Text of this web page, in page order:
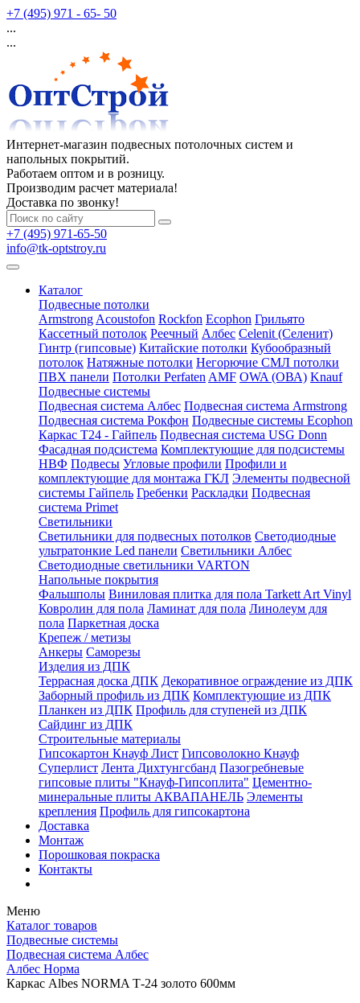
+7 (495) 971 - 65- 50
...
...
Интернет-магазин подвесных потолочных систем и
напольных покрытий.
Работаем оптом и в розницу.
Производим расчет материала!
Доставка по звонку!
+7 (495) 971-65-50
info@tk-optstroy.ru
Каталог
Подвесные потолки
Armstrong Acoustofon Rockfon Ecophon Грильято
Кассетный потолок Реечный Албес Celenit (Селенит)
Гинтр (гипсовые) Китайские потолки Кубообразный
потолок Натяжные потолки Негорючие СМЛ потолки
ПВХ панели Потолки Perfaten AMF OWA (ОВА) Knauf
Подвесные системы
Подвесная система Албес Подвесная система Armstrong
Подвесная система Рокфон Подвесные системы Ecophon
Каркас Т24 - Гайпель Подвесная система USG Donn
Фасадная подсистема Комплектующие для подсистемы
НВФ Подвесы Угловые профили Профили и
комплектующие для монтажа ГКЛ Элементы подвесной
системы Гайпель Гребенки Раскладки Подвесная
система Primet
Светильники
Светильники для подвесных потолков Светодиодные
ультратонкие Led панели Светильники Албес
Светодиодные светильники VARTON
Напольные покрытия
Фальшполы Виниловая плитка для пола Tarkett Art Vinyl
Ковролин для пола Ламинат для пола Линолеум для
пола Паркетная доска
Крепеж / метизы
Анкеры Саморезы
Изделия из ДПК
Террасная доска ДПК Декоративное ограждение из ДПК
Заборный профиль из ДПК Комплектующие из ДПК
Планкен из ДПК Профиль для ступеней из ДПК
Сайдинг из ДПК
Строительные материалы
Гипсокартон Кнауф Лист Гипсоволокно Кнауф
Суперлист Лента Дихтунгсбанд Пазогребневые
гипсовые плиты "Кнауф-Гипсоплита" Цементно-
минеральные плиты АКВАПАНЕЛЬ Элементы
крепления Профиль для гипсокартона
Доставка
Монтаж
Порошковая покраска
Контакты
Меню
Каталог товаров
Подвесные системы
Подвесная система Албес
Албес Норма
Каркас Albes NORMA Т-24 золото 600мм